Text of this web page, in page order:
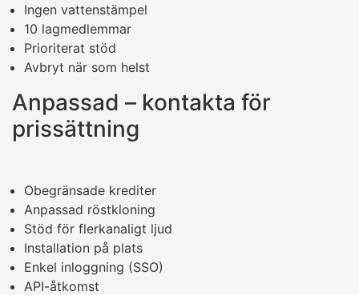
Ingen vattenstämpel
10 lagmedlemmar
Prioriterat stöd
Avbryt när som helst
Anpassad – kontakta för
prissättning
Obegränsade krediter
Anpassad röstkloning
Stöd för flerkanaligt ljud
Installation på plats
Enkel inloggning (SSO)
API-åtkomst